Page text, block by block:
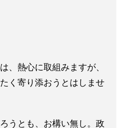
、熱心に取組みますが、
く寄り添おうとはしませ
うとも、お構い無し。政